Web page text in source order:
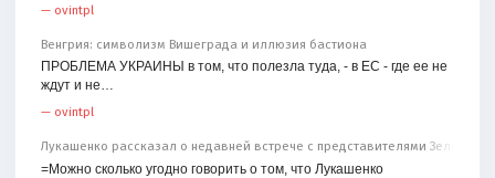
— ovintpl
Венгрия: символизм Вишеграда и иллюзия бастиона
ПРОБЛЕМА УКРАИНЫ в том, что полезла туда, - в ЕС - где ее не
ждут и не…
— ovintpl
Лукашенко рассказал о недавней встрече с представителями
=Можно сколько угодно говорить о том, что Лукашенко